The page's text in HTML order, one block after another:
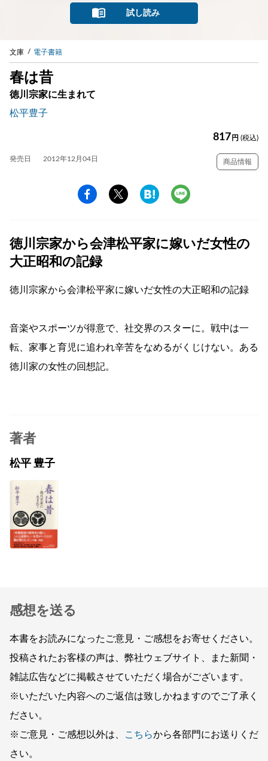
試し読み
文庫 電子書籍
春は昔
徳川宗家に生まれて
松平豊子
817 円 (税込)
発売日 2012年12月04日 商品情報
徳川宗家から会津松平家に嫁いだ女性の
大正昭和の記録
徳川宗家から会津松平家に嫁いだ女性の大正昭和の記録
音楽やスポーツが得意で、社交界のスターに。戦中は一
転、家事と育児に追われ辛苦をなめるがくじけない。ある
徳川家の女性の回想記。
著者
松平 豊子
感想を送る
本書をお読みになったご意見・ご感想をお寄せください。
投稿されたお客様の声は、弊社ウェブサイト、また新聞・
雑誌広告などに掲載させていただく場合がございます。
※いただいた内容へのご返信は致しかねますのでご了承く
ださい。
※ご意見・ご感想以外は、
こちらから各部門にお送りくだ
さい。